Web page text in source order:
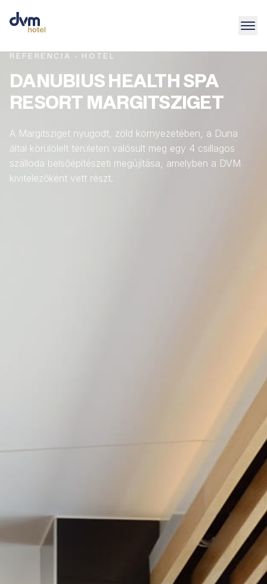
REFERENCIA · HOTEL
DANUBIUS HEALTH SPA
RESORT MARGITSZIGET
A Margitsziget nyugodt, zöld környezetében, a Duna
által körülölelt területen valósult meg egy 4 csillagos
szálloda belsőépítészeti megújítása, amelyben a DVM
kivitelezőként vett részt.